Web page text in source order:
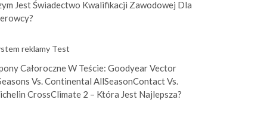
Jest Świadectwo Kwalifikacji Zawodowej Dla
reklamy Test
Całoroczne W Teście: Goodyear Vector
Vs. Continental AllSeasonContact Vs.
CrossClimate 2 – Która Jest Najlepsza?